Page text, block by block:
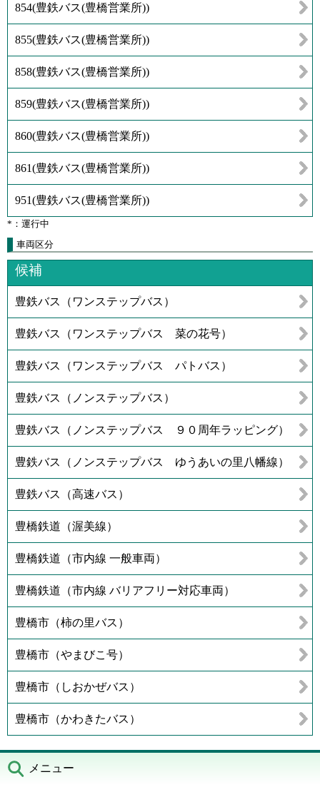
854(豊鉄バス(豊橋営業所))
855(豊鉄バス(豊橋営業所))
858(豊鉄バス(豊橋営業所))
859(豊鉄バス(豊橋営業所))
860(豊鉄バス(豊橋営業所))
861(豊鉄バス(豊橋営業所))
951(豊鉄バス(豊橋営業所))
*：運行中
車両区分
候補
豊鉄バス（ワンステップバス）
豊鉄バス（ワンステップバス 菜の花号）
豊鉄バス（ワンステップバス パトバス）
豊鉄バス（ノンステップバス）
豊鉄バス（ノンステップバス ９０周年ラッピング）
豊鉄バス（ノンステップバス ゆうあいの里八幡線）
豊鉄バス（高速バス）
豊橋鉄道（渥美線）
豊橋鉄道（市内線 一般車両）
豊橋鉄道（市内線 バリアフリー対応車両）
豊橋市（柿の里バス）
豊橋市（やまびこ号）
豊橋市（しおかぜバス）
豊橋市（かわきたバス）
メニュー